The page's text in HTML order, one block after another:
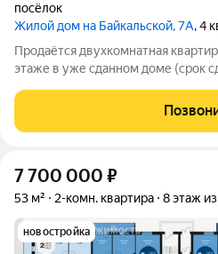
посёлок
Жилой дом на Байкальской, 7А, 4
Продаётся двухкомнатная
этаже в уже сданном доме (срок сдачи IVквартал
переменной этажности от
в Кировском районе
7 700 000 ₽
53 м² 2-комн. квартира 8 этаж из
новостройка